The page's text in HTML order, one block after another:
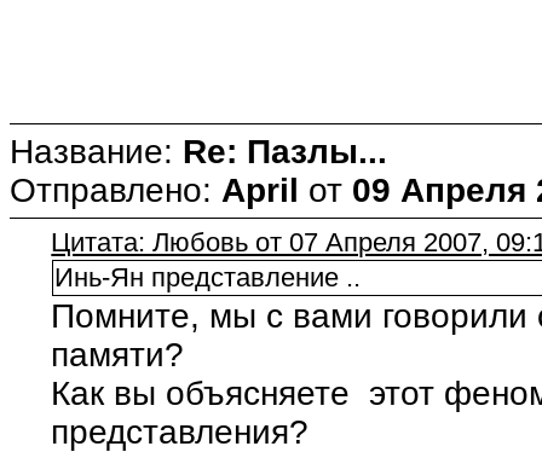
Название: Re: Пазлы...
Отправлено: April от 09 Апреля
Цитата: Любовь от 07 Апреля 2007,
Инь-Ян представление ..
Помните, мы с вами говорили
памяти?
Как вы объясняете этот
представления?